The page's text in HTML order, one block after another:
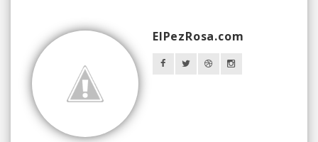
ElPezRosa.com